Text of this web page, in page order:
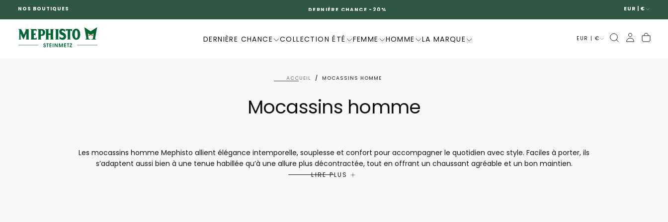
PASSER
AU
NOS BOUTIQUES DERNIÈRE CHANCE -20% EUR | €
DERNIÈRE CHANCE COLLECTION ÉTÉ FEMME HOMME LA MARQUE EUR | €
ACCUEIL / MOCASSINS HOMME
Mocassins homme
Les mocassins homme Mephisto allient élégance intemporelle, souplesse et confort pour accompagner le quotidien avec style. Faciles à porter, ils
s’adaptent aussi bien à une tenue habillée qu’à une allure plus décontractée, tout en offrant un chaussant agréable et un bon maintien.
Confectionnés dans des matériaux de qualité et dotés de finitions soignées, ils assurent un confort durable à chaque pas. Pratiques, raffinés et
LIRE PLUS